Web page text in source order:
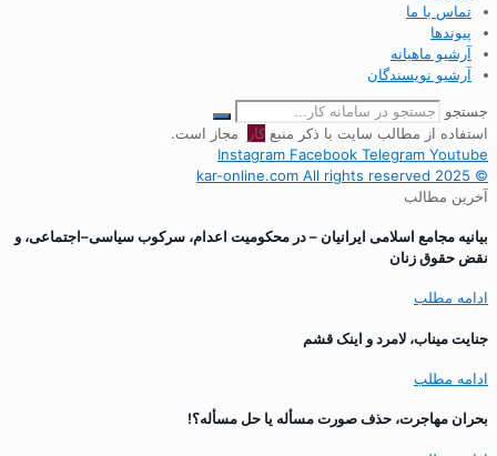
تماس با ما
پیوندها
آرشیو ماهیانه
آرشیو نویسندگان
جستجو
استفاده از مطالب سایت با ذکر منبعکار
مجاز است.
Instagram Facebook Telegram Youtube
© 2025 kar-online.com All rights reserved
آخرین مطالب
بیانیه مجامع اسلامی ایرانیان – در محکومیت اعدام، سرکوب سیاسی–اجتماعی، و
نقض حقوق زنان
ادامه مطلب
جنایت میناب، لامرد و اینک قشم
ادامه مطلب
بحران مهاجرت‌، حذف صورت مسأله یا حل مسأله؟!